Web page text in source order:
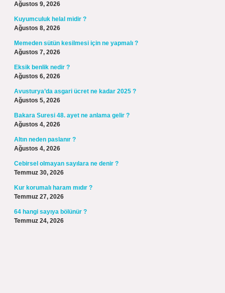
Ağustos 9, 2026
Kuyumculuk helal midir ?
Ağustos 8, 2026
Memeden sütün kesilmesi için ne yapmalı ?
Ağustos 7, 2026
Eksik benlik nedir ?
Ağustos 6, 2026
Avusturya’da asgari ücret ne kadar 2025 ?
Ağustos 5, 2026
Bakara Suresi 48. ayet ne anlama gelir ?
Ağustos 4, 2026
Altın neden paslanır ?
Ağustos 4, 2026
Cebirsel olmayan sayılara ne denir ?
Temmuz 30, 2026
Kur korumalı haram mıdır ?
Temmuz 27, 2026
64 hangi sayıya bölünür ?
Temmuz 24, 2026